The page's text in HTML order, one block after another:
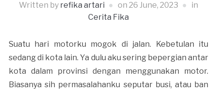
Written by refika artari on 26 June, 2023
in
Cerita Fika
Suatu hari motorku mogok di jalan. Kebetulan itu
sedang di kota lain. Ya dulu aku sering bepergian antar
kota dalam provinsi dengan menggunakan motor.
Biasanya sih permasalahanku seputar busi, atau ban